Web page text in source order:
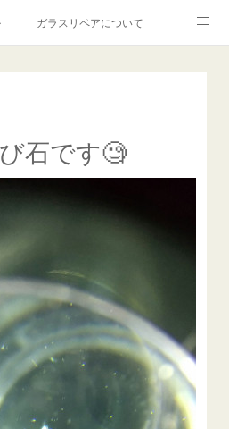
ガラスリペアについて
スキズ取り・研磨・磨き
ートメント『アクアペル』
良心的価格の理由について
とす！
記事
場合は？
石です🧐